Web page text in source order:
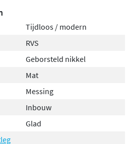
Tijdloos / modern
RVS
Geborsteld nikkel
Mat
Messing
Inbouw
Glad